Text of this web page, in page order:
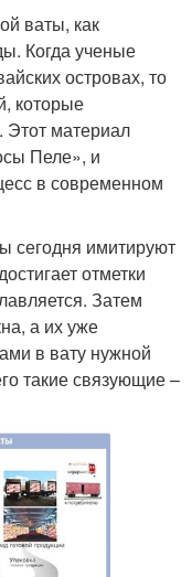
ваты, как
Когда ученые
островах, то
которые
Этот материал
Пеле», и
в современном
сегодня имитируют
отметки
Затем
а их уже
в вату нужной
такие связующие –